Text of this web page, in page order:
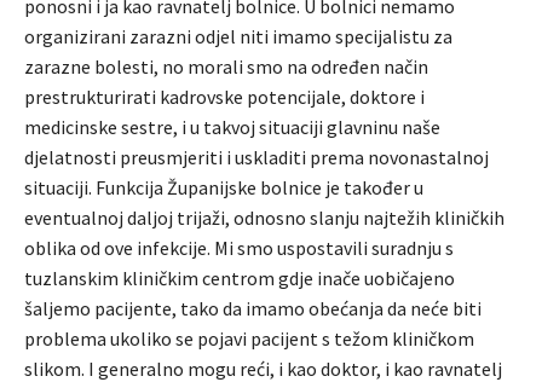
ponosni i ja kao ravnatelj bolnice. U bolnici nemamo
organizirani zarazni odjel niti imamo specijalistu za
zarazne bolesti, no morali smo na određen način
prestrukturirati kadrovske potencijale, doktore i
medicinske sestre, i u takvoj situaciji glavninu naše
djelatnosti preusmjeriti i uskladiti prema novonastalnoj
situaciji. Funkcija Županijske bolnice je također u
eventualnoj daljoj trijaži, odnosno slanju najtežih kliničkih
oblika od ove infekcije. Mi smo uspostavili suradnju s
tuzlanskim kliničkim centrom gdje inače uobičajeno
šaljemo pacijente, tako da imamo obećanja da neće biti
problema ukoliko se pojavi pacijent s težom kliničkom
slikom. I generalno mogu reći, i kao doktor, i kao ravnatelj